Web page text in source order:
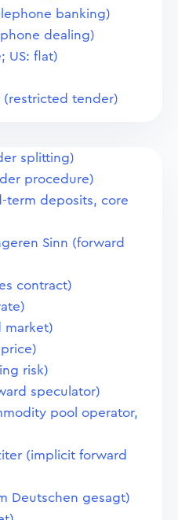
banking)
dealing)
US: flat)
(restricted tender)
splitting)
procedure)
term deposits, core
Sinn (forward
contract)
market)
risk)
speculator)
pool operator,
(implicit forward
Deutschen gesagt)